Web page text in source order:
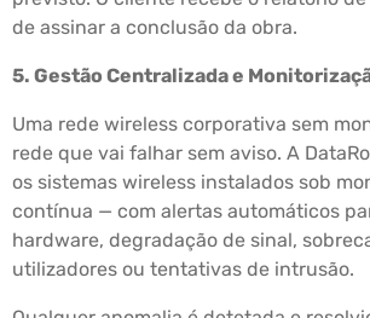
de assinar a conclusão da obra.
5. Gestão Centralizada e
Uma rede wireless corporativa sem
rede que vai falhar sem aviso. A
os sistemas wireless instalados sob
contínua — com alertas automáticos
hardware, degradação de sinal,
utilizadores ou tentativas de intrusão.